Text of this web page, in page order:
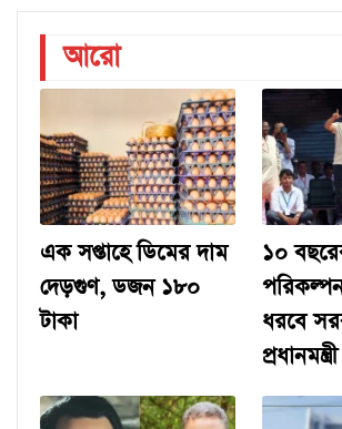
আরো
এক সপ্তাহে ডিমের দাম
দেড়গুণ, ডজন ১৮০
টাকা
১০
ধরবে
প্রধানমন্ত্রী